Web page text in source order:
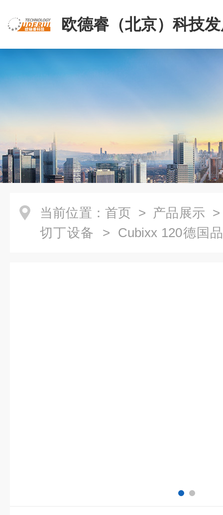
欧德睿（北京）科技
公司
当前位置： 首页 > 产品展示
切丁设备 > Cubixx 120德国